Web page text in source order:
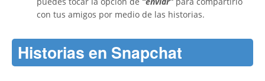
con tus amigos por medio de las historias.
Historias en Snapchat